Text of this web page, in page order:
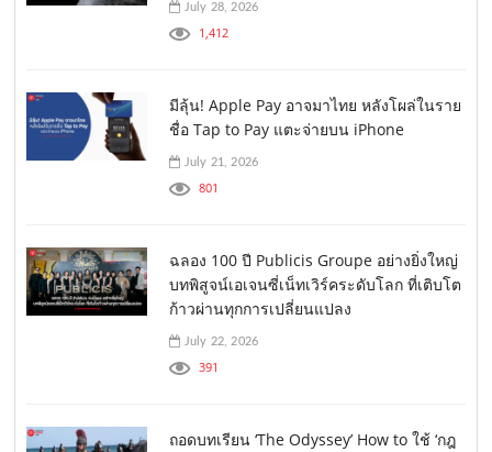
July 28, 2026
1,412
มีลุ้น! Apple Pay อาจมาไทย หลังโผล่ในราย
ชื่อ Tap to Pay แตะจ่ายบน iPhone
July 21, 2026
801
ฉลอง 100 ปี Publicis Groupe อย่างยิ่งใหญ่
บทพิสูจน์เอเจนซี่เน็ทเวิร์คระดับโลก ที่เติบโต
ก้าวผ่านทุกการเปลี่ยนแปลง
July 22, 2026
391
ถอดบทเรียน ‘The Odyssey’ How to ใช้ ‘กฎ